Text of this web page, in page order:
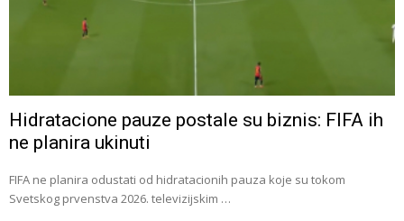
Hidratacione pauze postale su biznis: FIFA ih
ne planira ukinuti
FIFA ne planira odustati od hidratacionih pauza koje su tokom
Svetskog prvenstva 2026. televizijskim …